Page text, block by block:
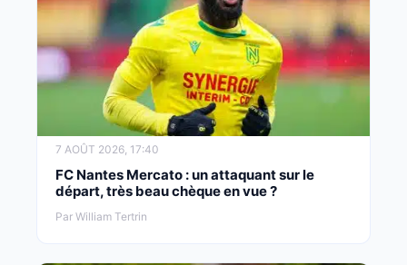
7 AOÛT 2026, 17:40
FC Nantes Mercato : un attaquant sur le
départ, très beau chèque en vue ?
Par William Tertrin